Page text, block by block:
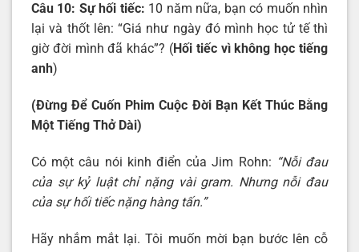
Câu 10: Sự hối tiếc: 10 năm nữa, bạn có muốn nhìn
lại và thốt lên: “Giá như ngày đó mình học tử tế thì
giờ đời mình đã khác”? (Hối tiếc vì không học tiếng
anh)
(Đừng Để Cuốn Phim Cuộc Đời Bạn Kết Thúc Bằng
Một Tiếng Thở Dài)
Có một câu nói kinh điển của Jim Rohn: “Nỗi đau
của sự kỷ luật chỉ nặng vài gram. Nhưng nỗi đau
của sự hối tiếc nặng hàng tấn.”
Hãy nhắm mắt lại. Tôi muốn mời bạn bước lên cỗ